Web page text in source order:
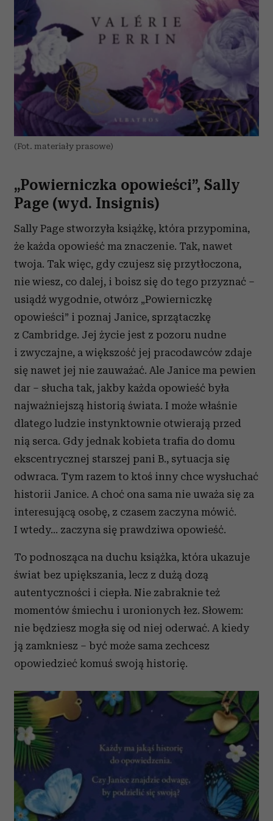
(Fot. materiały prasowe)
„Powierniczka opowieści”, Sally
Page (wyd. Insignis)
Sally Page stworzyła książkę, która przypomina,
że każda opowieść ma znaczenie. Tak, nawet
twoja. Tak więc, gdy czujesz się przytłoczona,
nie wiesz, co dalej, i boisz się do tego przyznać –
usiądź wygodnie, otwórz „Powierniczkę
opowieści” i poznaj Janice, sprzątaczkę
z Cambridge. Jej życie jest z pozoru nudne
i zwyczajne, a większość jej pracodawców zdaje
się nawet jej nie zauważać. Ale Janice ma pewien
dar – słucha tak, jakby każda opowieść była
najważniejszą historią świata. I może właśnie
dlatego ludzie instynktownie otwierają przed
nią serca. Gdy jednak kobieta trafia do domu
ekscentrycznej starszej pani B., sytuacja się
odwraca. Tym razem to ktoś inny chce wysłuchać
historii Janice. A choć ona sama nie uważa się za
interesującą osobę, z czasem zaczyna mówić.
I wtedy… zaczyna się prawdziwa opowieść.
To podnosząca na duchu książka, która ukazuje
świat bez upiększania, lecz z dużą dozą
autentyczności i ciepła. Nie zabraknie też
momentów śmiechu i uronionych łez. Słowem:
nie będziesz mogła się od niej oderwać. A kiedy
ją zamkniesz – być może sama zechcesz
opowiedzieć komuś swoją historię.